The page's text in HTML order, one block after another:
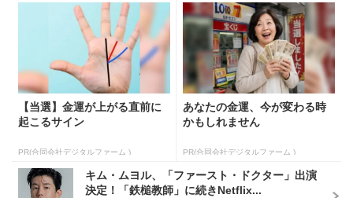
【当選】金運が上がる直前に
起こるサイン
PR(合同会社デジタルファーム )
あなたの金運、今が変わる時
かもしれません
PR(合同会社デジタルファーム )
キム・ムヨル、「ファースト・ドクター」出演
決定！「鉄槌教師」に続きNetflix...